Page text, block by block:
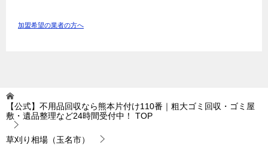
加盟希望の業者の方へ
【公式】不用品回収なら熊本片付け110番｜粗大ゴミ回収・ゴミ屋
敷・遺品整理など24時間受付中！
TOP
草刈り相場（玉名市）